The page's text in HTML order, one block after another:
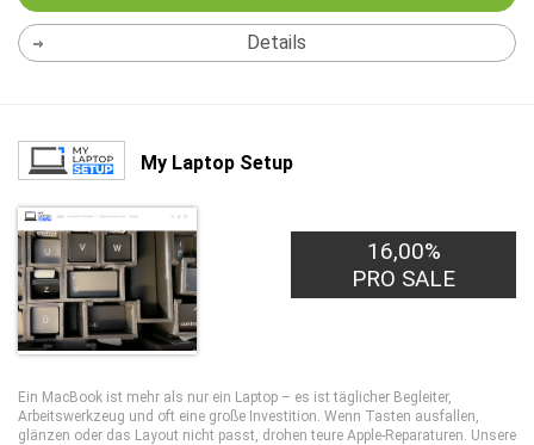
Details
My Laptop Setup
16,00%
PRO SALE
Ein MacBook ist mehr als nur ein Laptop – es ist täglicher Begleiter,
Arbeitswerkzeug und oft eine große Investition. Wenn Tasten ausfallen,
glänzen oder das Layout nicht passt, drohen teure Apple-Reparaturen. Unsere